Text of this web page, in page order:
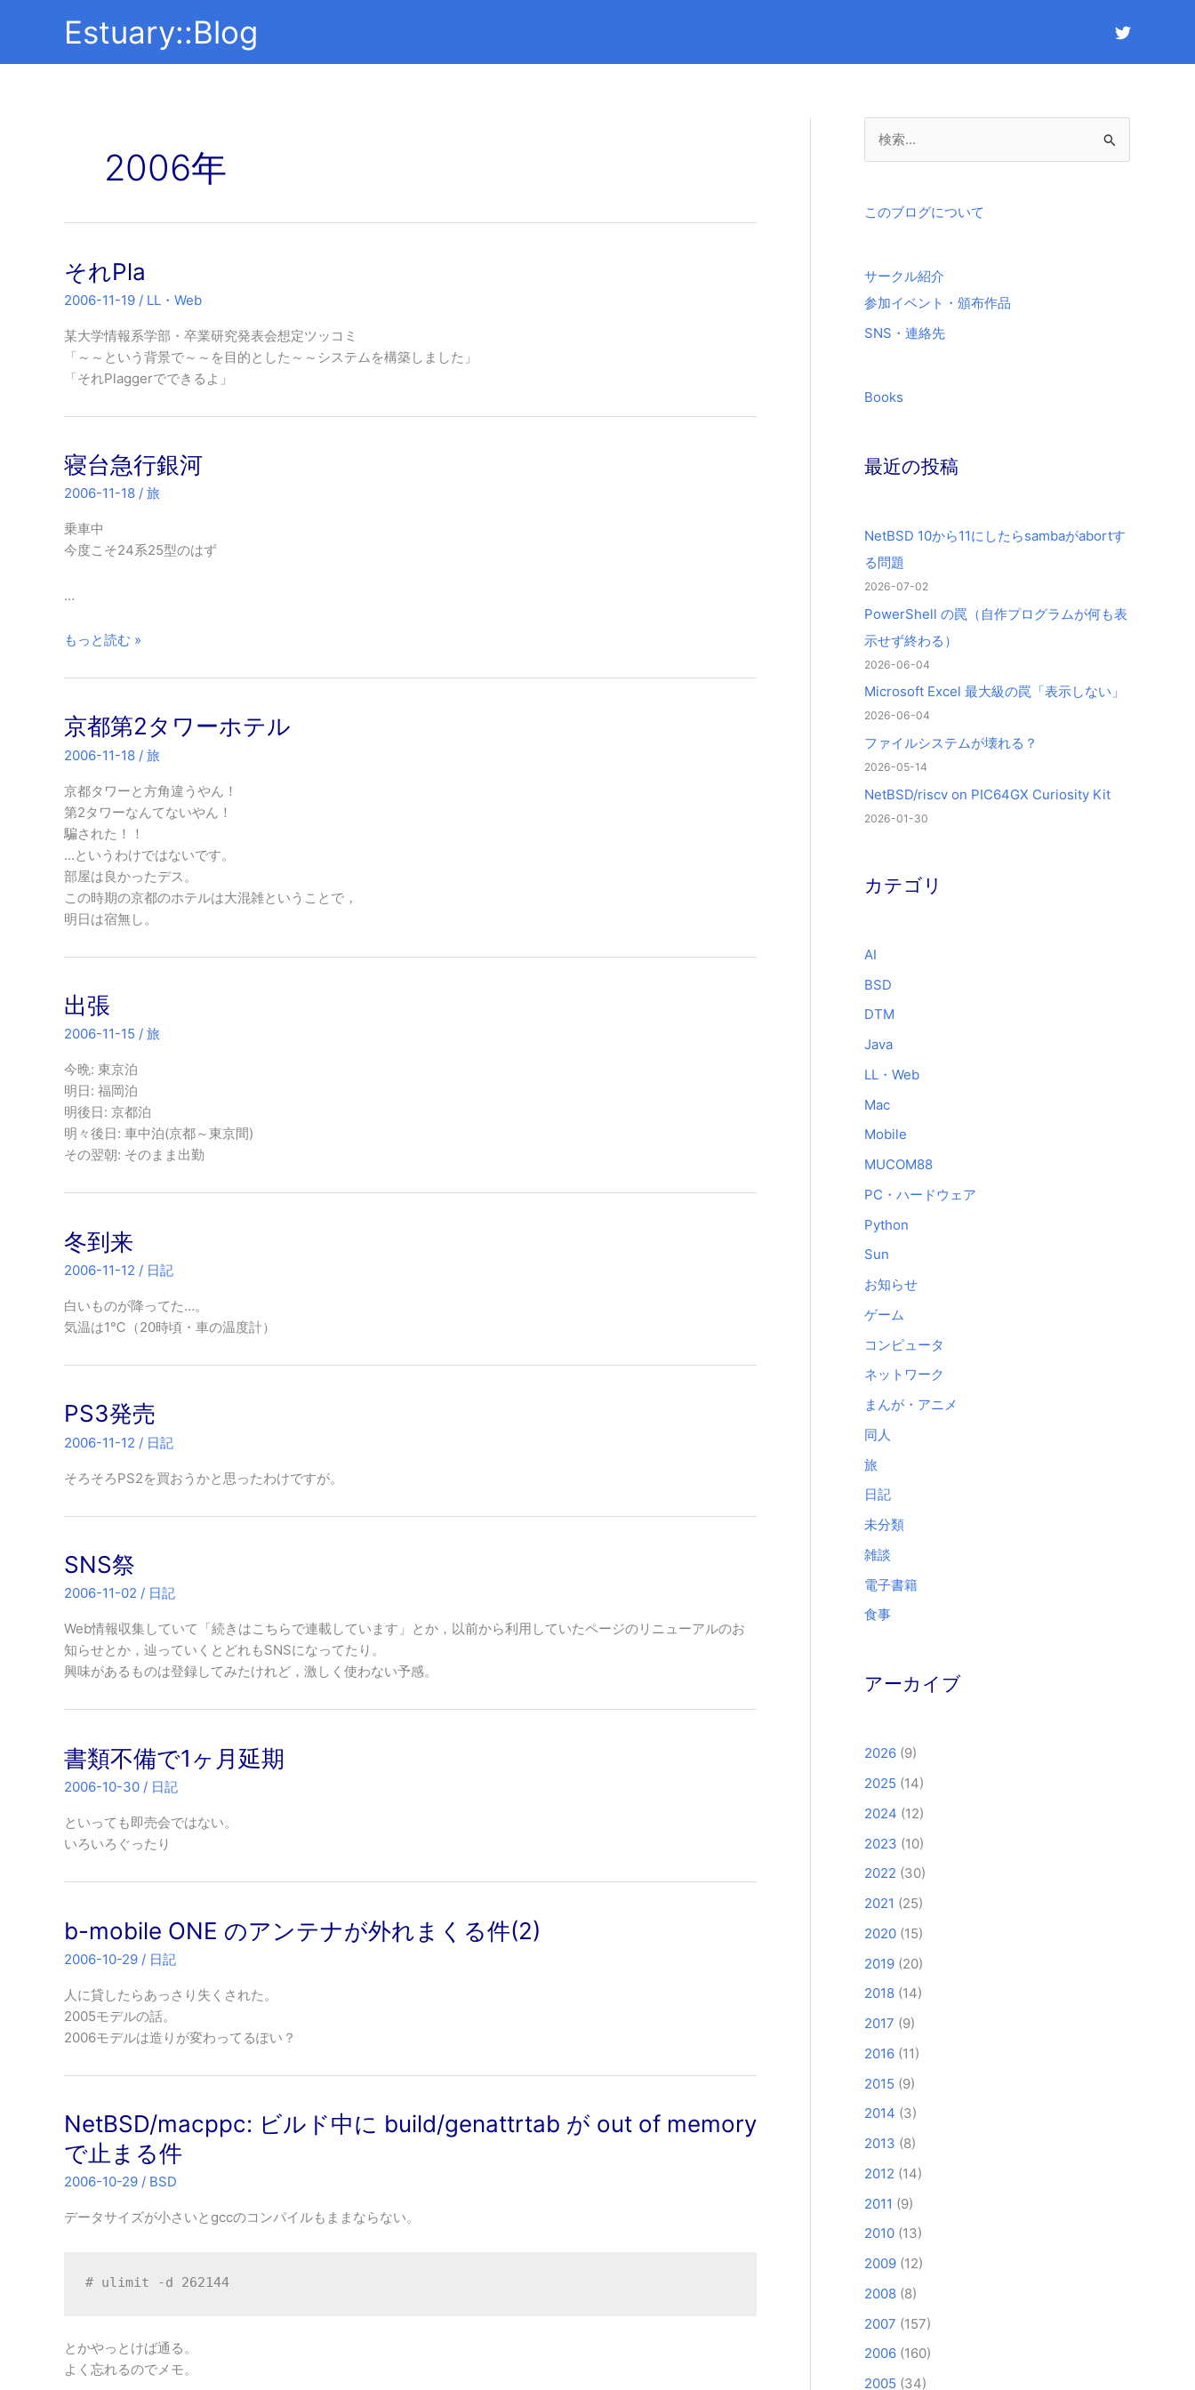
Estuary::Blog
2006年
それPla
2006-11-19 / LL・Web
某大学情報系学部・卒業研究発表会想定ツッコミ
「～～という背景で～～を目的とした～～システムを構築しました」
「それPlaggerでできるよ」
寝台急行銀河
2006-11-18 / 旅
乗車中
今度こそ24系25型のはず
…
寝
急
銀
もっと読む »
京都第2タワーホテル
2006-11-18 / 旅
京都タワーと方角違うやん！
第2タワーなんてないやん！
騙された！！
…というわけではないです。
部屋は良かったデス。
この時期の京都のホテルは大混雑ということで，
明日は宿無し。
出張
2006-11-15 / 旅
今晩: 東京泊
明日: 福岡泊
明後日: 京都泊
明々後日: 車中泊(京都～東京間)
その翌朝: そのまま出勤
冬到来
2006-11-12 / 日記
白いものが降ってた…。
気温は1℃（20時頃・車の温度計）
PS3発売
2006-11-12 / 日記
そろそろPS2を買おうかと思ったわけですが。
SNS祭
2006-11-02 / 日記
Web情報収集していて「続きはこちらで連載しています」とか，以前から利用していたページのリニューアルのお
知らせとか，辿っていくとどれもSNSになってたり。
興味があるものは登録してみたけれど，激しく使わない予感。
書類不備で1ヶ月延期
2006-10-30 / 日記
といっても即売会ではない。
いろいろぐったり
b-mobile ONE のアンテナが外れまくる件(2)
2006-10-29 / 日記
人に貸したらあっさり失くされた。
2005モデルの話。
2006モデルは造りが変わってるぽい？
NetBSD/macppc: ビルド中に build/genattrtab が out of memory
で止まる件
2006-10-29 / BSD
データサイズが小さいとgccのコンパイルもままならない。
# ulimit -d 262144
とかやっとけば通る。
よく忘れるのでメモ。
象
このブログについて
サークル紹介
参加イベント・頒布作品
SNS・連絡先
Books
最近の投稿
NetBSD 10から11にしたらsambaがabortす
る問題
2026-07-02
PowerShell の罠（自作プログラムが何も表
示せず終わる）
2026-06-04
Microsoft Excel 最大級の罠「表示しない」
2026-06-04
ファイルシステムが壊れる？
2026-05-14
NetBSD/riscv on PIC64GX Curiosity Kit
2026-01-30
カテゴリ
AI
BSD
DTM
Java
LL・Web
Mac
Mobile
MUCOM88
PC・ハードウェア
Python
Sun
お知らせ
ゲーム
コンピュータ
ネットワーク
まんが・アニメ
同人
旅
日記
未分類
雑談
電子書籍
食事
アーカイブ
2026 (9)
2025 (14)
2024 (12)
2023 (10)
2022 (30)
2021 (25)
2020 (15)
2019 (20)
2018 (14)
2017 (9)
2016 (11)
2015 (9)
2014 (3)
2013 (8)
2012 (14)
2011 (9)
2010 (13)
2009 (12)
2008 (8)
2007 (157)
2006 (160)
2005 (34)